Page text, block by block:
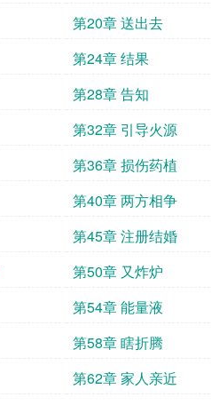
第20章 送出去
第24章 结果
第28章 告知
第32章 引导火源
第36章 损伤药植
第40章 两方相争
第45章 注册结婚
第50章 又炸炉
第54章 能量液
第58章 瞎折腾
第62章 家人亲近